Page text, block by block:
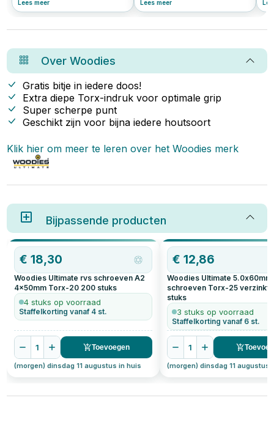
projectbehoeften.
Lees meer
basis van hun metallurgische
structuur en de
legeringselementen die zijn
toegevoegd. In dit artikel lees je
soorten RVS.
Lees meer
OverWoodies
Gratis bitje in iedere doos!
Extra diepe Torx-indruk voor optimale grip
Super scherpe punt
Geschikt zijn voor bijna iedere houtsoort
Klik hier om meer te leren over hetWoodies merk
Bijpassende producten
€18,30
Woodies Ultimate rvs schroeven A2
4x50mm Torx-20 200 stuks
4 stuks op voorraad
Staffelkorting vanaf 4 st.
1 Toevoegen
(morgen) dinsdag 11 augustus in huis
€12,86
Woodies Ultimate 5.0x60mm
schroeven Torx-25 verzinkt
stuks
3 stuks op voorraad
Staffelkorting vanaf 6 st.
1
(morgen) dinsdag 11 augustus